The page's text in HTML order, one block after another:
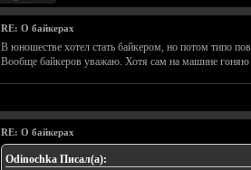
RE: О байкерах
В юношестве хотел стать байкером, но потом типо
Вообще байкеров уважаю. Хотя сам на машине гоняю
RE: О байкерах
Odinochka Писал(а):